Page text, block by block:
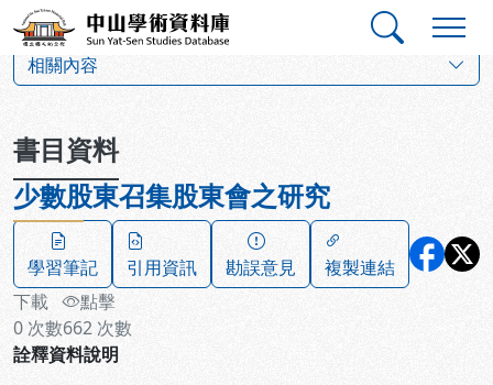
跳到主要內容
中山學術資料庫
相關內容
書目資料
少數股東召集股東會之研究
學習筆記 引用資訊 勘誤意見
複製連結
下載
0 次數
點擊
662 次數
詮釋資料說明